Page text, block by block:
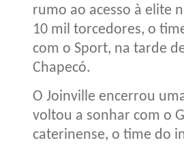
rumo ao acesso à elite
10 mil torcedores, o
com o Sport, na tarde
Chapecó.
O Joinville encerrou
voltou a sonhar com o
caterinense, o time do